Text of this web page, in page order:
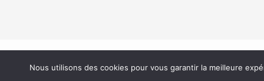
Accueil À propos Blog Contact
Nous utilisons des cookies pour vous garantir la meilleure